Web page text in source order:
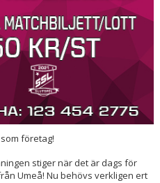
företag!
stiger när det är dags för
Umeå! Nu behövs verkligen ert